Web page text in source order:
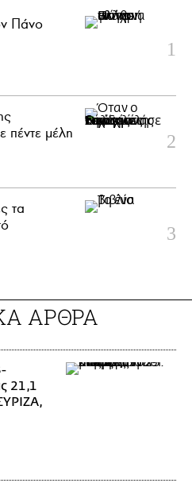
Πάνο
πέντε μέλη
τα
ΑΡΘΡΑ
21,1